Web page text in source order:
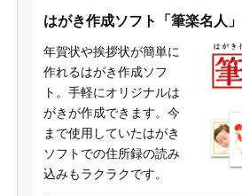
はがき作成ソフト「筆楽名人」
年賀状や挨拶状が簡単に
作れるはがき作成ソフ
ト。手軽にオリジナルは
がきが作成できます。今
まで使用していたはがき
ソフトでの住所録の読み
込みもラクラクです。